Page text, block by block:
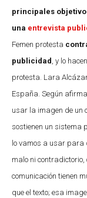
principales
una entrevista
Femen protesta
publicidad , y lo
protesta. Lara
España. Según
usar la imagen de un
sostienen un sistema
lo vamos a usar para
malo ni contradictorio,
comunicación tienen
que el texto; esa